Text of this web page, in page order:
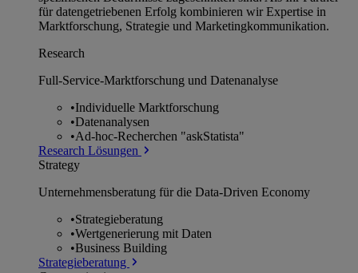
für datengetriebenen Erfolg kombinieren wir Expertise in
Marktforschung, Strategie und Marketingkommunikation.
Research
Full-Service-Marktforschung und Datenanalyse
•Individuelle Marktforschung
•Datenanalysen
•Ad-hoc-Recherchen "askStatista"
Research Lösungen
Strategy
Unternehmens­beratung für die Data-Driven Economy
•Strategieberatung
•Wertgenerierung mit Daten
•Business Building
Strategieberatung